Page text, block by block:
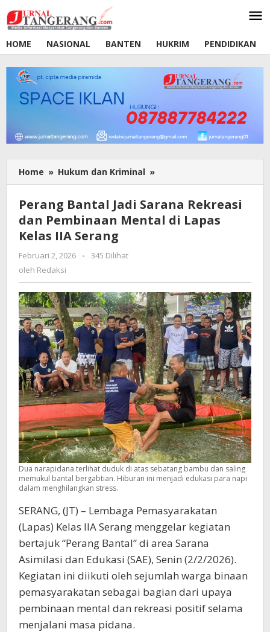
ke
konten
HOME
NASIONAL BANTEN HUKRIM PENDIDIKAN
Home » Hukum dan Kriminal »
Bantal
Sarana
Rekreasi
Lapas
Kelas
IIA
Serang
Perang Bantal Jadi Sarana Rekreasi
dan Pembinaan Mental di Lapas
Kelas IIA Serang
Februari 2, 2026
oleh
-
345 Dilihat
oleh Redaksi
Dua narapidana terlihat duduk di atas sebatang bambu dan saling
memukul bantal bergabtian. Hiburan ini menjadi edukasi para napi
dalam menghilangkan stress.
SERANG, (JT) – Lembaga Pemasyarakatan
(Lapas) Kelas IIA Serang menggelar kegiatan
bertajuk “Perang Bantal” di area Sarana
Asimilasi dan Edukasi (SAE), Senin (2/2/2026).
Kegiatan ini diikuti oleh sejumlah warga binaan
pemasyarakatan sebagai bagian dari upaya
pembinaan mental dan rekreasi positif selama
menjalani masa pidana.